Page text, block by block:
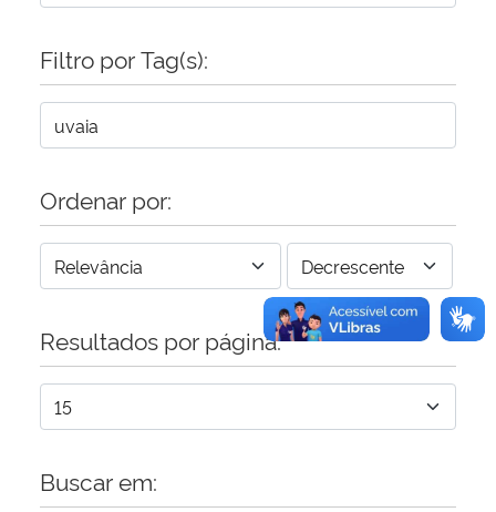
Ministério da Mulher, da Família e dos Direitos Humanos
Secretaria-Geral
Secretaria de Governo
Gabinete de Segurança Institucional
Advocacia-Geral da União
Planalto
Filtro por Tag(s):
Ordenar por:
Resultados por página:
Buscar em: